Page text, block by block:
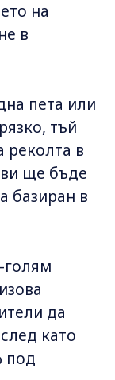
на
в
пета или
тъй
реколта в
ще бъде
базиран в
голям
да
като
под